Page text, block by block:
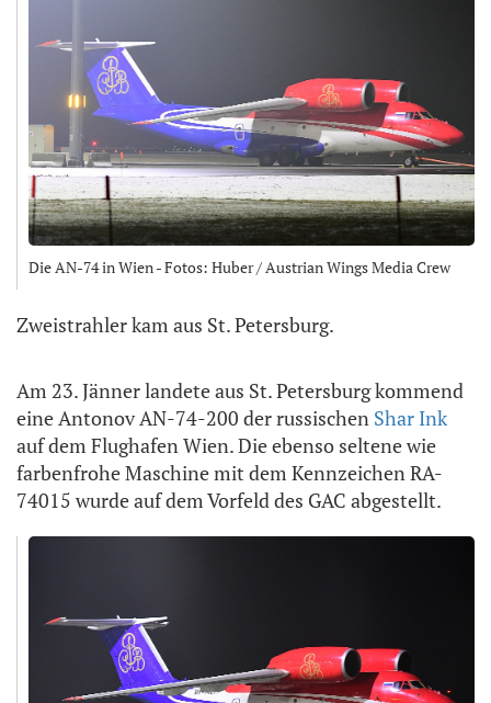
Die AN-74 in Wien - Fotos: Huber / Austrian Wings Media Crew
Zweistrahler kam aus St. Petersburg.
Am 23. Jänner landete aus St. Petersburg kommend
eine Antonov AN-74-200 der russischen Shar Ink
auf dem Flughafen Wien. Die ebenso seltene wie
farbenfrohe Maschine mit dem Kennzeichen RA-
74015 wurde auf dem Vorfeld des GAC abgestellt.